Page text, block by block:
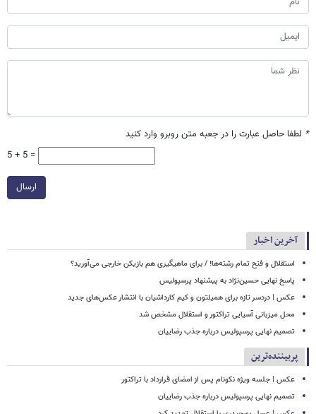
* لطفا حاصل عبارت را در جعبه متن روبرو وارد کنید
5 + 5 =
ارسال
آخرین اخبار
استقلال و فتح تمام رشته‌ها! / برای ماهیگیری هم بازیکن خارجی می‌آورید؟
پاسخ نهایی حسین‌نژاد به پیشنهاد پرسپولیس
عکس | دردسر تازه برای همیلتون و کیم کارداشیان با انتشار عکس‌های جدید
محل میزبانی آسیایی تراکتور و استقلال مشخص شد
تصمیم نهایی پرسپولیس درباره جذب رضاییان
پربیننده‌ترین
عکس | جلسه ویژه نکونام پس از امضای قرارداد با تراکتور
تصمیم نهایی پرسپولیس درباره جذب رضاییان